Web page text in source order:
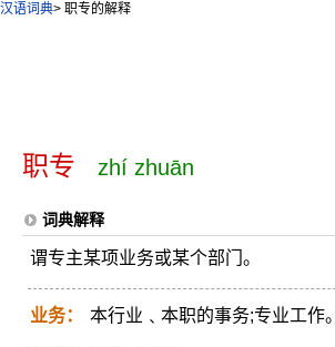
汉语词典> 职专的解释
职专 zhí zhuān
词典解释
谓专主某项业务或某个部门。
业务： 本行业﹑本职的事务;专业工作。